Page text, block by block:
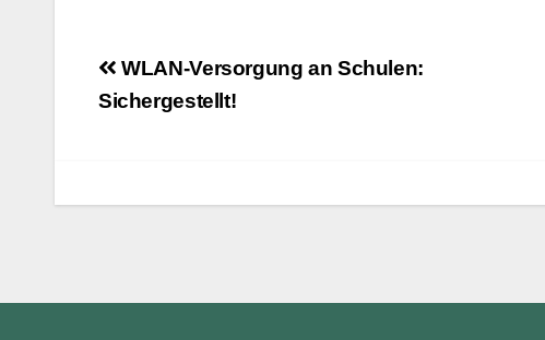
Beitragsnavigation
WLAN-Versorgung an Schulen:
Sichergestellt!